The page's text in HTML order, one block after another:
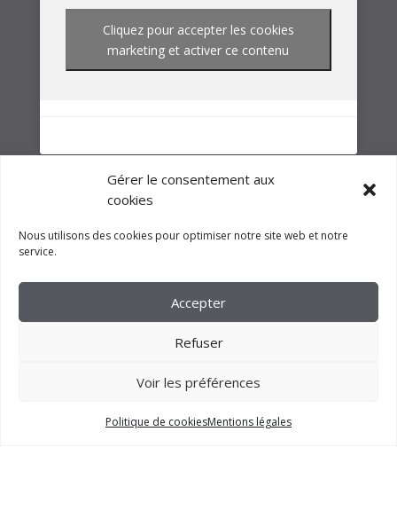
Gérer le consentement aux
cookies
Nous utilisons des cookies pour optimiser notre site web et notre
service.
Accepter
Refuser
Voir les préférences
Politique de cookiesMentions légales
FM CRÉATION